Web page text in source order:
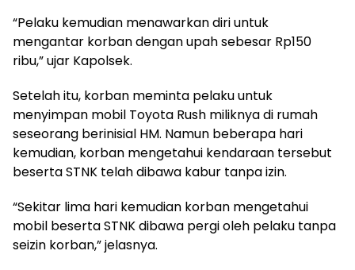
“Pelaku kemudian menawarkan diri untuk
mengantar korban dengan upah sebesar Rp150
ribu,” ujar Kapolsek.
Setelah itu, korban meminta pelaku untuk
menyimpan mobil Toyota Rush miliknya di rumah
seseorang berinisial HM. Namun beberapa hari
kemudian, korban mengetahui kendaraan tersebut
beserta STNK telah dibawa kabur tanpa izin.
“Sekitar lima hari kemudian korban mengetahui
mobil beserta STNK dibawa pergi oleh pelaku tanpa
seizin korban,” jelasnya.